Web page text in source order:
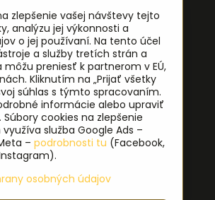
noviniek
zlepšenie vašej návštevy tejto
analýzu jej výkonnosti a
o jej používaní. Na tento účel
a služby tretích strán a
preniesť k partnerom v EÚ,
Kliknutím na „Prijať všetky
súhlas s týmto spracovaním.
informácie alebo upraviť
cookies na zlepšenie
služba Google Ads –
– podrobnosti tu (Facebook,
osobných údajov